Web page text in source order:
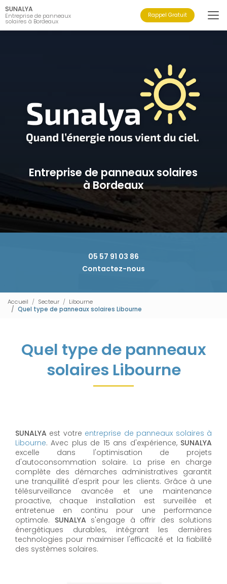
Aller
au
contenu
principal
SUNALYA
Entreprise de panneaux
solaires à Bordeaux
Rappel Gratuit
Entreprise de panneaux solaires
à Bordeaux
05 57 91 03 86
Contactez-nous
Accueil Secteur
Libourne
Quel type de panneaux solaires Libourne
Quel type de panneaux
solaires Libourne
SUNALYA est votre entreprise de panneaux solaires à
Libourne. Avec plus de 15 ans d'expérience, SUNALYA
excelle dans l'optimisation de projets
d'autoconsommation solaire. La prise en charge
complète des démarches administratives garantit
une tranquillité d'esprit pour les clients. Grâce à une
télésurveillance avancée et une maintenance
proactive, chaque installation est surveillée et
entretenue en continu pour une performance
optimale. SUNALYA s'engage à offrir des solutions
énergétiques durables, intégrant les dernières
technologies pour maximiser l'efficacité et la fiabilité
des systèmes solaires.